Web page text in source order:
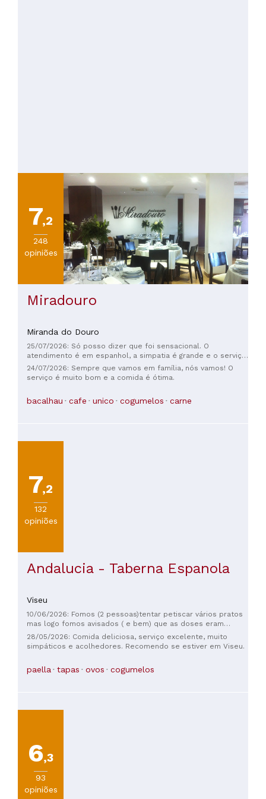
7,2
248
opiniões
Miradouro
Miranda do Douro
25/07/2026: Só posso dizer que foi sensacional. O
atendimento é em espanhol, a simpatia é grande e o serviço
é rápido. A comida estava ótima; pedi arroz com frutos do
mar e o bife da Miranda, ambos deliciosos. E, para
24/07/2026: Sempre que vamos em família, nós vamos! O
serviço é muito bom e a comida é ótima.
bacalhau cafe unico cogumelos carne
7,2
132
opiniões
Andalucia - Taberna Espanola
Viseu
10/06/2026: Fomos (2 pessoas)tentar petiscar vários pratos
mas logo fomos avisados ( e bem) que as doses eram
grandes e que bastariam dois petiscos, pois não
conseguiríamos comer mais. Cogumelos panados e ovos
rotos ambos bons e em grande quantidade. Atendimento
28/05/2026: Comida deliciosa, serviço excelente, muito
simpáticos e acolhedores. Recomendo se estiver em Viseu.
paella tapas ovos cogumelos
6,3
93
opiniões